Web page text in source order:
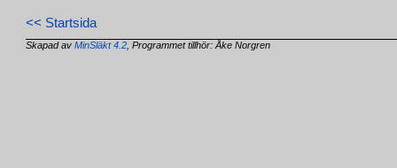
<< Startsida
Skapad avMinSläkt 4.2 , Programmet tillhör: Åke Norgren